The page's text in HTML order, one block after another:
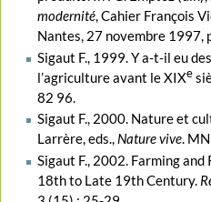
modernité, Cahier François
Nantes, 27 novembre 1997,
Sigaut F., 1999. Y a-t-il eu
l’agriculture avant le XIXe
82 96.
Sigaut F., 2000. Nature et
Larrère, eds., Nature vive.
Sigaut F., 2002. Farming
18th to Late 19th Century.